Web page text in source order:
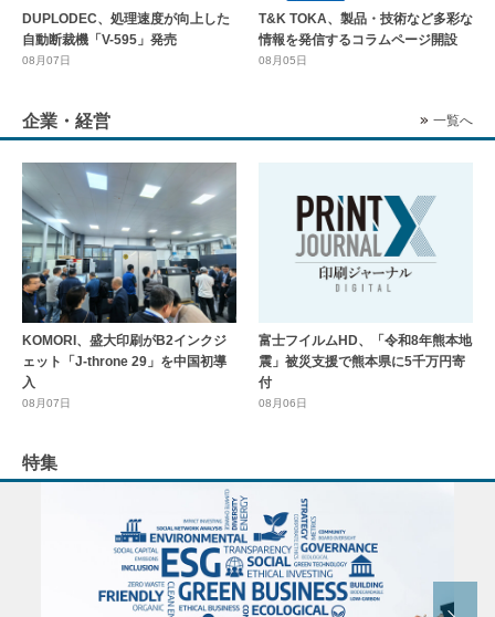
DUPLODEC、処理速度が向上した
自動断裁機「V-595」発売
08月07日
T&K TOKA、製品・技術など多彩な
情報を発信するコラムページ開設
08月05日
企業・経営 一覧へ
KOMORI、盛大印刷がB2インクジ
ェット「J-throne 29」を中国初導
入
08月07日
富士フイルムHD、「令和8年熊本地
震」被災支援で熊本県に5千万円寄
付
08月06日
特集